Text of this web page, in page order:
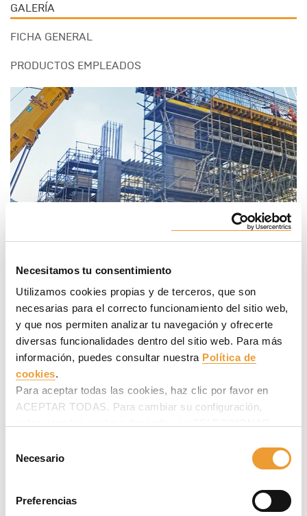
Necesitamos tu consentimiento
Utilizamos cookies propias y de terceros, que son
necesarias para el correcto funcionamiento del sitio web,
y que nos permiten analizar tu navegación y ofrecerte
diversas funcionalidades dentro del sitio web. Para más
información, puedes consultar nuestra Política de
cookies.
Para aceptar todas las cookies, haz clic por favor en
ACEPTAR TODAS. Para cambiar su configuración,
después.
Necesario
Preferencias
GALERÍA
FICHA GENERAL
PRODUCTOS EMPLEADOS